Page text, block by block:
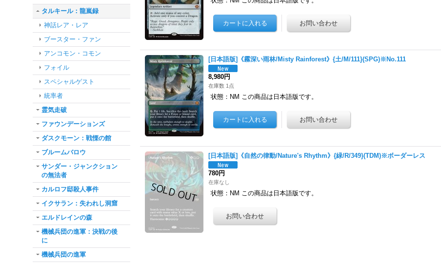
タルキール：龍嵐録
神話レア・レア
ブースター・ファン
アンコモン・コモン
フォイル
スペシャルゲスト
統率者
霊気走破
ファウンデーションズ
ダスクモーン：戦慄の館
ブルームバロウ
サンダー・ジャンクション
の無法者
カルロフ邸殺人事件
イクサラン：失われし洞窟
エルドレインの森
機械兵団の進軍：決戦の後
に
機械兵団の進軍
[日本語版]《霧深い雨林/Misty Rainforest》{土/M/111}(SPG)※No.111
8,980円
在庫数 1点
状態：NM この商品は日本語版です。
[日本語版]《自然の律動/Nature's Rhythm》{緑/R/349}(TDM)※ボーダーレス
780円
在庫なし
状態：NM この商品は日本語版です。